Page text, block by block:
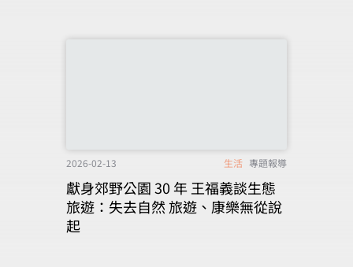
2026-02-13 生活 專題報導
獻身郊野公園 30 年 王福義談生態
旅遊：失去自然 旅遊、康樂無從說
起